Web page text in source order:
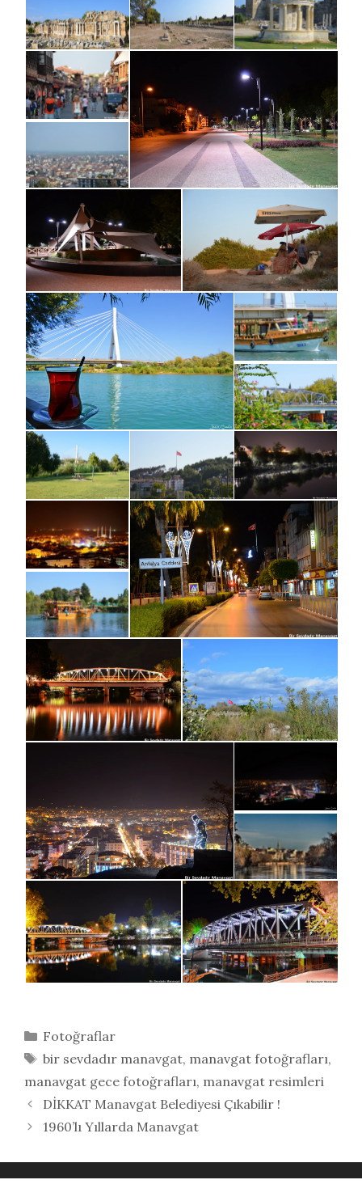
Kategoriler
Fotoğraflar
Etiketler
bir sevdadır manavgat, manavgat fotoğrafları,
manavgat gece fotoğrafları, manavgat resimleri
DİKKAT Manavgat Belediyesi Çıkabilir !
1960’lı Yıllarda Manavgat